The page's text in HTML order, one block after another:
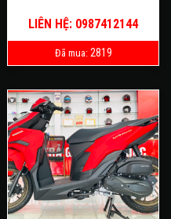
LIÊN HỆ: 0987412144
Đã mua: 2819